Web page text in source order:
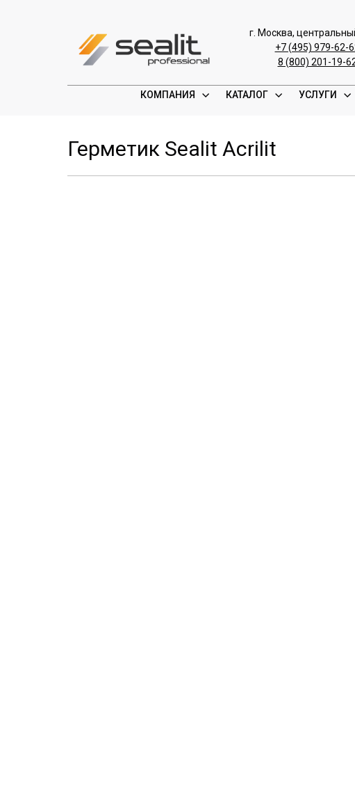
г. Москва,
+7 (495) 979-62-
8 (800) 201-19-
КОМПАНИЯ КАТАЛОГ УСЛУГИ
Герметик Sealit Acrilit